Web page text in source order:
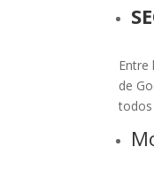
Entre
de